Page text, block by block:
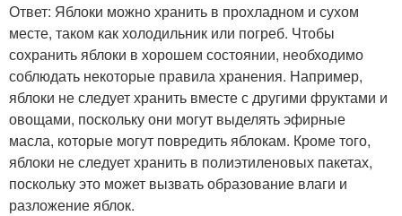
Ответ: Яблоки можно хранить в прохладном и сухом
месте, таком как холодильник или погреб. Чтобы
сохранить яблоки в хорошем состоянии, необходимо
соблюдать некоторые правила хранения. Например,
яблоки не следует хранить вместе с другими фруктами и
овощами, поскольку они могут выделять эфирные
масла, которые могут повредить яблокам. Кроме того,
яблоки не следует хранить в полиэтиленовых пакетах,
поскольку это может вызвать образование влаги и
разложение яблок.